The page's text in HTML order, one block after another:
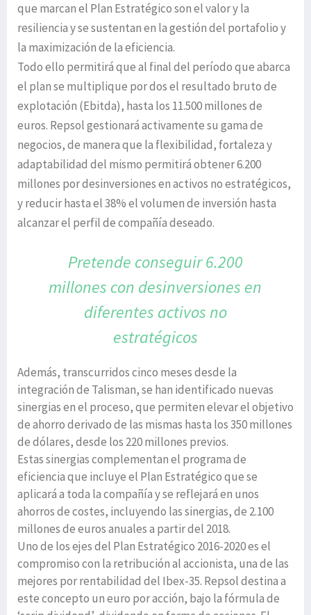
que marcan el Plan Estratégico son el valor y la
resiliencia y se sustentan en la gestión del portafolio y
la maximización de la eficiencia.
Todo ello permitirá que al final del período que abarca
el plan se multiplique por dos el resultado bruto de
explotación (Ebitda), hasta los 11.500 millones de
euros. Repsol gestionará activamente su gama de
negocios, de manera que la flexibilidad, fortaleza y
adaptabilidad del mismo permitirá obtener 6.200
millones por desinversiones en activos no estratégicos,
y reducir hasta el 38% el volumen de inversión hasta
alcanzar el perfil de compañía deseado.
Pretende conseguir 6.200
millones con desinversiones en
diferentes activos no
estratégicos
Además, transcurridos cinco meses desde la
integración de Talisman, se han identificado nuevas
sinergias en el proceso, que permiten elevar el objetivo
de ahorro derivado de las mismas hasta los 350 millones
de dólares, desde los 220 millones previos.
Estas sinergias complementan el programa de
eficiencia que incluye el Plan Estratégico que se
aplicará a toda la compañía y se reflejará en unos
ahorros de costes, incluyendo las sinergias, de 2.100
millones de euros anuales a partir del 2018.
Uno de los ejes del Plan Estratégico 2016-2020 es el
compromiso con la retribución al accionista, una de las
mejores por rentabilidad del Ibex-35. Repsol destina a
este concepto un euro por acción, bajo la fórmula de